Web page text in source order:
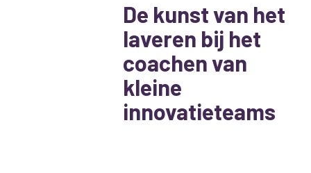
De kunst van het
laveren bij het
coachen van
kleine
innovatieteams